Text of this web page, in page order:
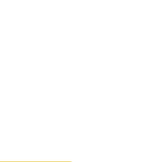
Argent en bronze argenté